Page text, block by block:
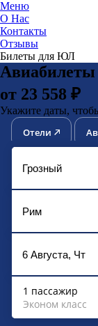
Меню
О Нас
Контакты
Отзывы
Билеты для ЮЛ
от 23 558 ₽
Укажите даты,
Отели
1 пассажир
Эконом класс